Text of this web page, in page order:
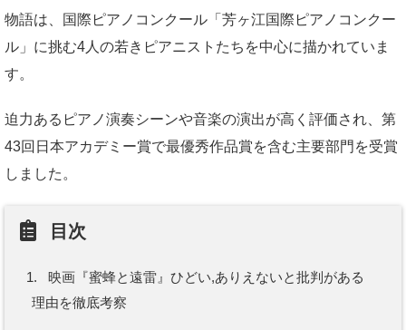
物語は、国際ピアノコンクール「芳ヶ江国際ピアノコンクー
ル」に挑む4人の若きピアニストたちを中心に描かれていま
す。
迫力あるピアノ演奏シーンや音楽の演出が高く評価され、第
43回日本アカデミー賞で最優秀作品賞を含む主要部門を受賞
しました。
目次
1.
映画『蜜蜂と遠雷』ひどい,ありえないと批判がある
理由を徹底考察